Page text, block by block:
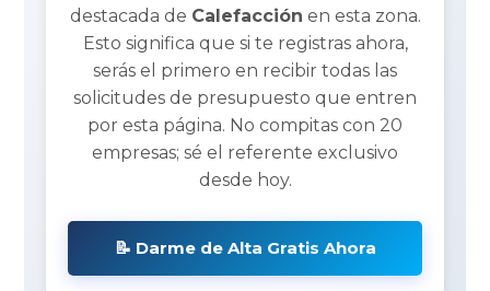
destacada de Calefacción en esta zona.
Esto significa que si te registras ahora,
serás el primero en recibir todas las
solicitudes de presupuesto que entren
por esta página. No compitas con 20
empresas; sé el referente exclusivo
desde hoy.
📝 Darme de Alta Gratis Ahora